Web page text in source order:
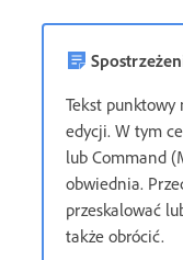
Tekst punktowy
edycji. W tym
lub Command
obwiednia.
przeskalować
także obrócić.